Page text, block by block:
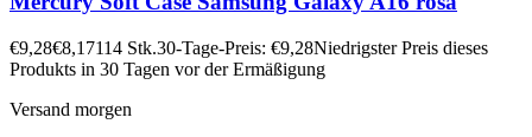
€9,28€8,17114 Stk.30-Tage-Preis: €9,28Niedrigster Preis dieses
Produkts in 30 Tagen vor der Ermäßigung
Versand morgen